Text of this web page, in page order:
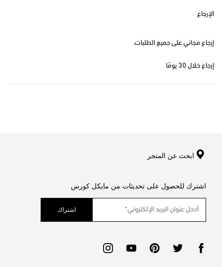
الإرجاع
إرجاع مجاني على جميع الطلبات.
إرجاع خلال 30 يومًا
ابحث عن المتجر
اشترك للحصول على تحديثات من مايكل كورس
اشتراك